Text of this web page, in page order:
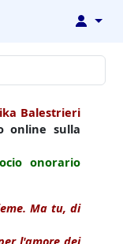
↓
Balestrieri
online sulla
onorario
Ma tu, di